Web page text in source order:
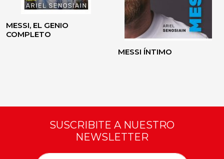
MESSI, EL GENIO
COMPLETO
MESSI ÍNTIMO
SUSCRIBITE A NUESTRO
NEWSLETTER